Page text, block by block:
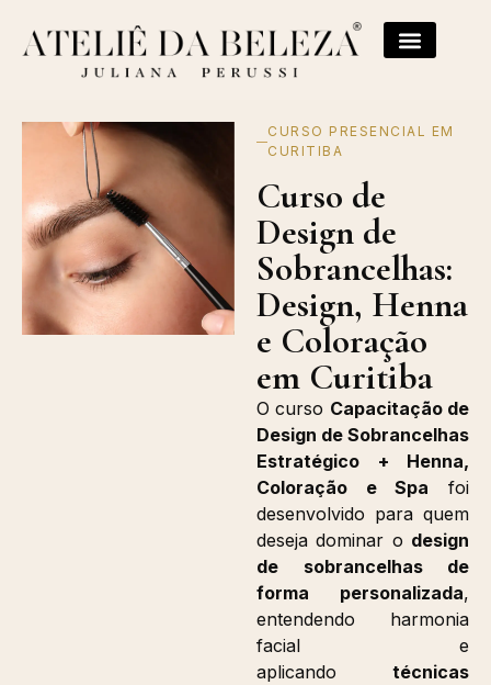
CURSO PRESENCIAL EM
CURITIBA
Curso de
Design de
Sobrancelhas:
Design, Henna
e Coloração
em Curitiba
O curso Capacitação de
Design de Sobrancelhas
Estratégico + Henna,
Coloração e Spa foi
desenvolvido para quem
deseja dominar o design
de sobrancelhas de
forma personalizada,
entendendo harmonia
facial e
aplicando técnicas